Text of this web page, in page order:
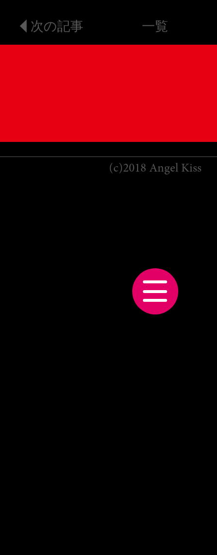
次の記事 一覧
(c)2018 Angel Kiss